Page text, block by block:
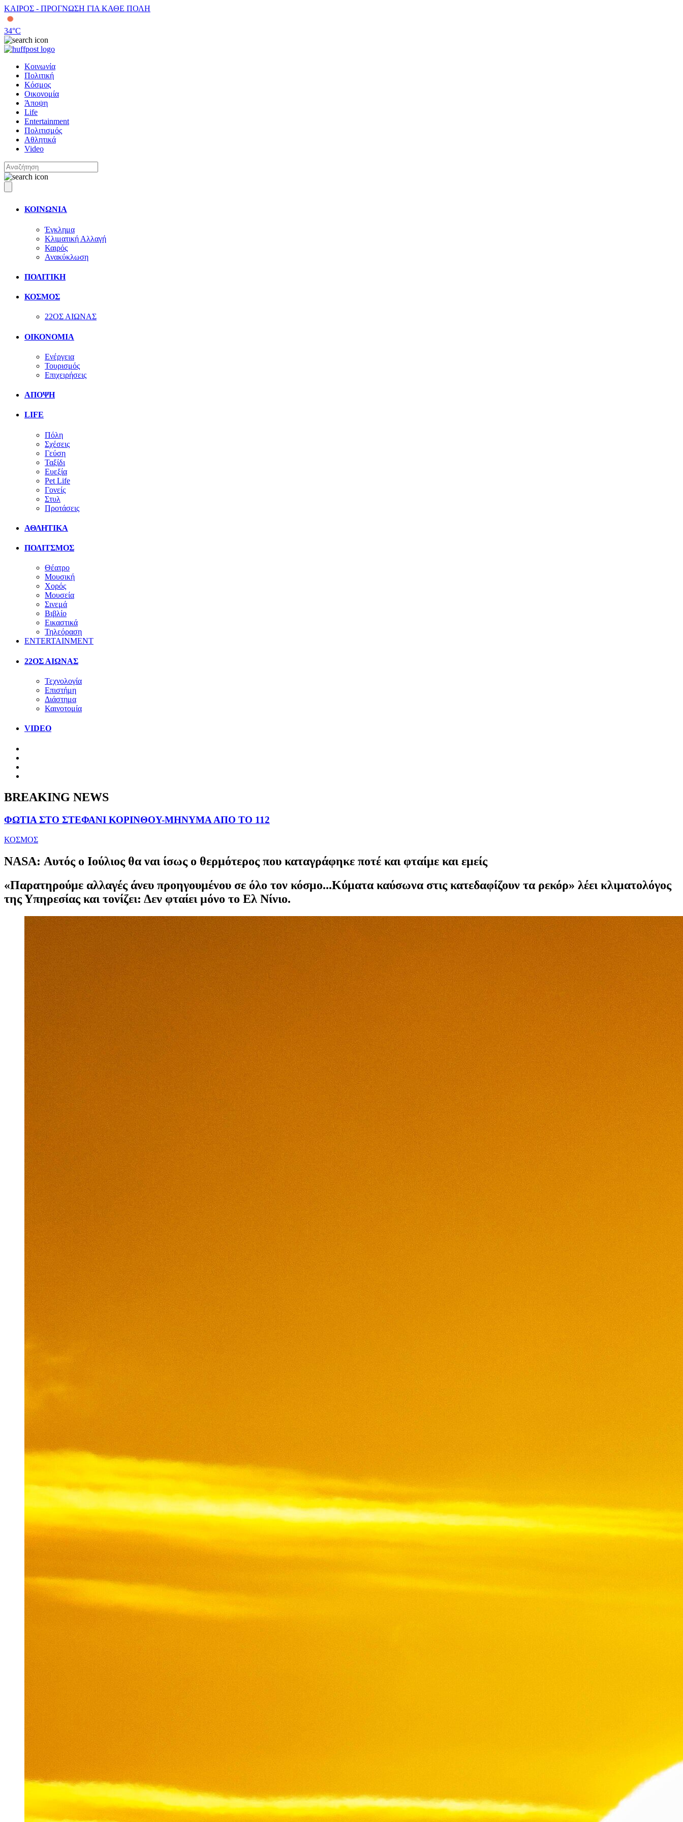
ΚΑΙΡΟΣ - ΠΡΟΓΝΩΣΗ ΓΙΑ ΚΑΘΕ ΠΟΛΗ
34°C
Κοινωνία
Πολιτική
Κόσμος
Οικονομία
Άποψη
Life
Entertainment
Πολιτισμός
Αθλητικά
Video
ΚΟΙΝΩΝΙΑ
Έγκλημα
Κλιματική Αλλαγή
Καιρός
Ανακύκλωση
ΠΟΛΙΤΙΚΗ
ΚΟΣΜΟΣ
22ΟΣ ΑΙΩΝΑΣ
ΟΙΚΟΝΟΜΙΑ
Ενέργεια
Τουρισμός
Επιχειρήσεις
ΑΠΟΨΗ
LIFE
Πόλη
Σχέσεις
Γεύση
Ταξίδι
Ευεξία
Pet Life
Γονείς
Στυλ
Προτάσεις
ΑΘΛΗΤΙΚΑ
ΠΟΛΙΤΣΜΟΣ
Θέατρο
Μουσική
Χορός
Μουσεία
Σινεμά
Βιβλίο
Εικαστικά
Τηλεόραση
ENTERTAINMENT
22ΟΣ ΑΙΩΝΑΣ
Τεχνολογία
Επιστήμη
Διάστημα
Καινοτομία
VIDEO
BREAKING NEWS
ΦΩΤΙΑ ΣΤΟ ΣΤΕΦΑΝΙ ΚΟΡΙΝΘΟΥ-ΜΗΝΥΜΑ ΑΠΟ ΤΟ 112
ΚΟΣΜΟΣ
NASA: Αυτός ο Ιούλιος θα ναι ίσως ο θερμότερος που καταγράφηκε ποτέ και φταίμε και εμείς
«Παρατηρούμε αλλαγές άνευ προηγουμένου σε όλο τον κόσμο...Κύματα καύσωνα στις κατεδαφίζουν τα ρεκόρ» λέει κλιματολόγος
της Υπηρεσίας και τονίζει: Δεν φταίει μόνο το Ελ Νίνιο.